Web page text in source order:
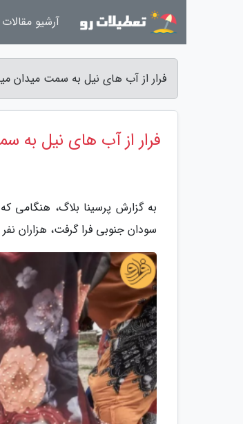
فرار از آب های نیل به سمت میدان
فرار از آب های نیل به
سودان جنوبی فرا گرفت، هزاران
آرشیو مقالات